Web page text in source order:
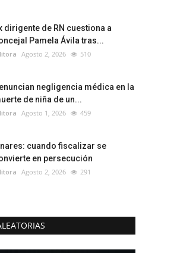
dirigente de RN cuestiona a
Pamela Ávila tras...
Agosto 2, 2026 510
negligencia médica en la
de niña de un...
Agosto 1, 2026 459
cuando fiscalizar se
en persecución
Agosto 2, 2026 291